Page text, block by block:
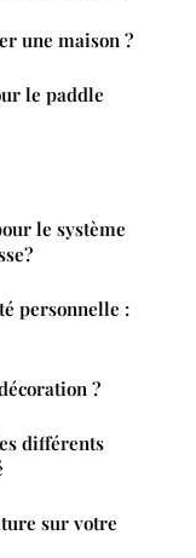
une maison ?
le paddle
le système
personnelle :
?
différents
sur votre